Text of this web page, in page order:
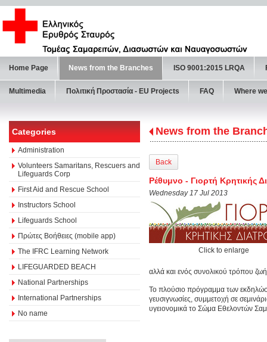
Home Page News from the Branches ISO 9001:2015 LRQA
Multimedia Πολιτική Προστασία - ΕU Projects FAQ Where
Categories
Administration
Volunteers Samaritans, Rescuers and
Lifeguards Corp
First Aid and Rescue School
Instructors School
Lifeguards School
Πρώτες Βοήθειες (mobile app)
The IFRC Learning Network
LIFEGUARDED BEACH
National Partnerships
International Partnerships
No name
News from the
Back
Ρέθυμνο - Γιορτή Κρητικής
Wednesday 17 Jul 2013
Click to enlarge
αλλά και ενός συνολικού τρόπου
Το πλούσιο πρόγραμμα των
γευσιγνωσίες, συμμετοχή σε
υγειονομικά το Σώμα Εθελοντών